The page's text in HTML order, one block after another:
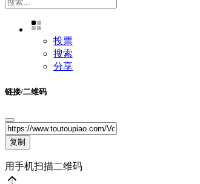
投票
搜索
分享
链接/二维码
复制
用手机扫描二维码